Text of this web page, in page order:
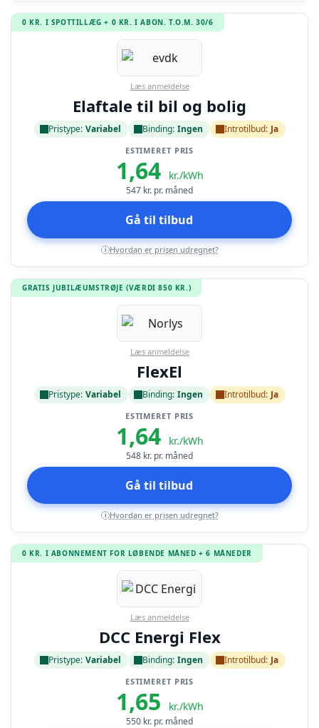
0 KR. I SPOTTILLÆG + 0 KR. I ABON. T.O.M. 30/6
Læs anmeldelse
Elaftale til bil og bolig
Pristype: Variabel Binding: Ingen Introtilbud: Ja
ESTIMERET PRIS
1,64 kr./kWh
547 kr. pr. måned
Gå til tilbud
i Hvordan er prisen udregnet?
GRATIS JUBILÆUMSTRØJE (VÆRDI 850 KR.)
Læs anmeldelse
FlexEl
Pristype: Variabel Binding: Ingen Introtilbud: Ja
ESTIMERET PRIS
1,64 kr./kWh
548 kr. pr. måned
Gå til tilbud
i Hvordan er prisen udregnet?
0 KR. I ABONNEMENT FOR LØBENDE MÅNED + 6 MÅNEDER
Læs anmeldelse
DCC Energi Flex
Pristype: Variabel Binding: Ingen Introtilbud: Ja
ESTIMERET PRIS
1,65 kr./kWh
550 kr. pr. måned